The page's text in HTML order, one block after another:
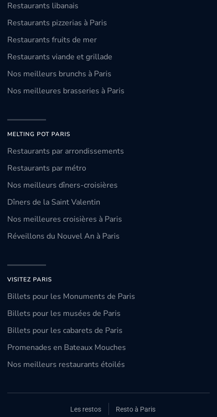
Restaurants libanais
Restaurants pizzerias à Paris
Restaurants fruits de mer
Restaurants viande et grillade
Nos meilleurs brunchs à Paris
Nos meilleures brasseries à Paris
MELTING POT PARIS
Restaurants par arrondissements
Restaurants par métro
Nos meilleurs dîners-croisières
Dîners de la Saint Valentin
Nos meilleures croisières à Paris
Réveillons du Nouvel An à Paris
VISITEZ PARIS
Billets pour les Monuments de Paris
Billets pour les musées de Paris
Billets pour les cabarets de Paris
Promenades en Bateaux Mouches
Nos meilleurs restaurants étoilés
Les restos Resto à Paris